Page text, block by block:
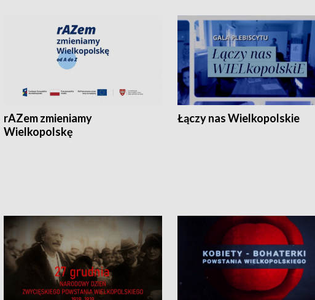
rAZem zmieniamy
Wielkopolskę
Łączy nas Wielkopolskie